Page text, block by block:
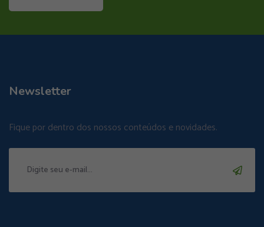
Newsletter
Fique por dentro dos nossos conteúdos e novidades.